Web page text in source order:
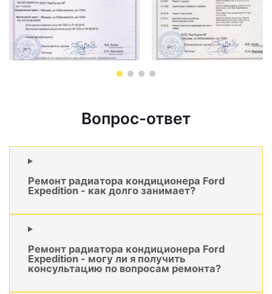
Вопрос-ответ
Ремонт радиатора кондиционера Ford
Expedition - как долго занимает?
Ремонт радиатора кондиционера Ford
Expedition - могу ли я получить
консультацию по вопросам ремонта?